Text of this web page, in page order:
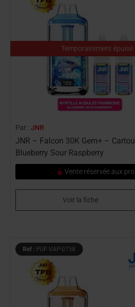
Temporairement épuisé
Par : JNR
JNR – Falcon 30K Gem+ –
Blueberry Sour Raspberry
Vente réservée aux
Voir la fiche
Ref : PUF-VAP-0758